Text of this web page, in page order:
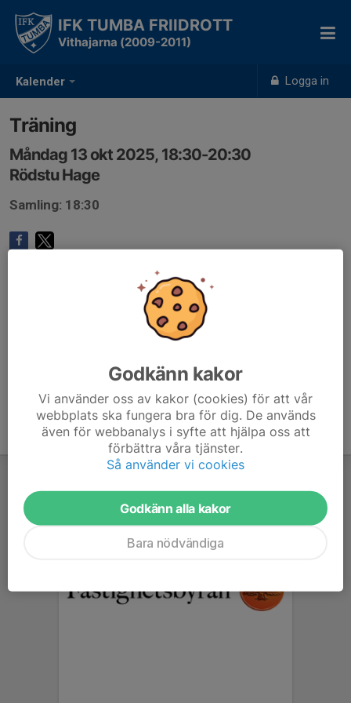
Kalender Logga in
IFK TUMBA FRIIDROTT
Vithajarna (2009-2011)
Träning
Måndag 13 okt 2025, 18:30-20:30
Rödstu Hage
Samling: 18:30
Godkänn kakor
Vi använder oss av kakor (cookies) för att vår
webbplats ska fungera bra för dig. De används
även för webbanalys i syfte att hjälpa oss att
förbättra våra tjänster.
Så använder vi cookies
Godkänn alla kakor
Bara nödvändiga